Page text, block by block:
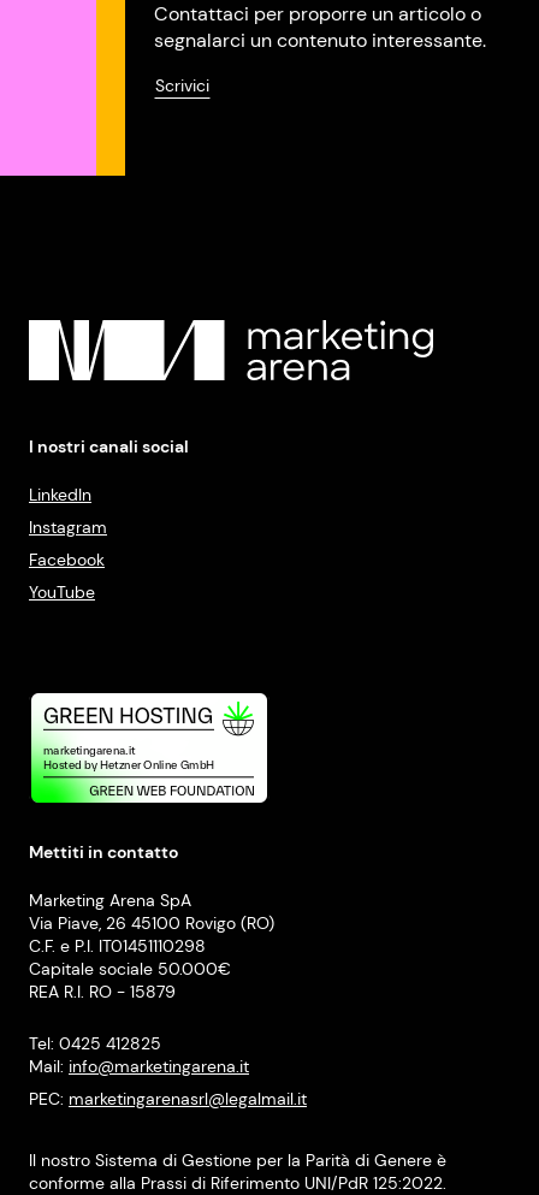
Contattaci per proporre un articolo o
segnalarci un contenuto interessante.
Scrivici
I nostri canali social
LinkedIn
Instagram
Facebook
YouTube
Mettiti in contatto
Marketing Arena SpA
Via Piave, 26 45100 Rovigo (RO)
C.F. e P.I. IT01451110298
Capitale sociale 50.000€
REA R.I. RO - 15879
Tel: 0425 412825
Mail: info@marketingarena.it
PEC: marketingarenasrl@legalmail.it
Il nostro Sistema di Gestione per la Parità di Genere è
conforme alla Prassi di Riferimento UNI/PdR 125:2022.